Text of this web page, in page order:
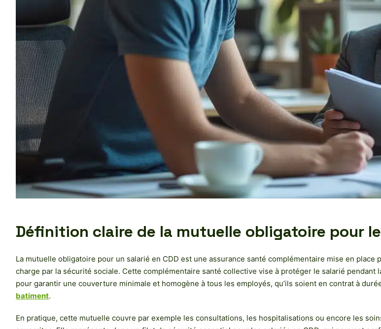
Définition claire de la mutuelle obligatoire pour
La mutuelle obligatoire pour un salarié en CDD est une assurance santé complémentaire mise en
charge par la sécurité sociale. Cette complémentaire santé collective vise à protéger le salarié
pour garantir une couverture minimale et homogène à tous les employés, qu’ils soient en contrat à
batiment.
En pratique, cette mutuelle couvre par exemple les consultations, les hospitalisations ou encore les